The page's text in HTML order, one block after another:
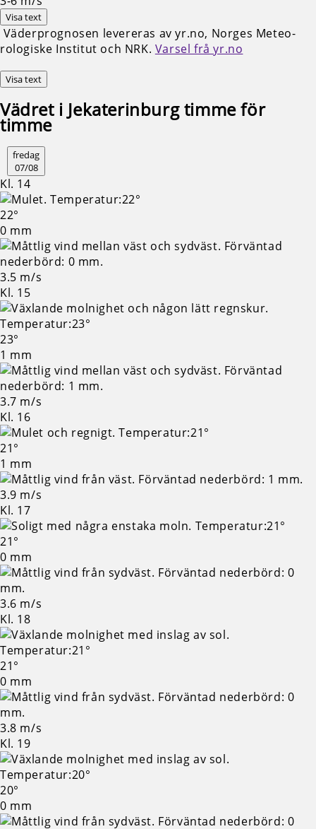
Visa text
Väderprognosen levereras av yr.no, Norges Meteo­
rologiske Institut och NRK. Varsel frå yr.no
Visa text
Vädret i Jekaterinburg timme för
timme
fredag
07/08
Kl. 14
22°
0 mm
3.5 m/s
Kl. 15
23°
1 mm
3.7 m/s
Kl. 16
21°
1 mm
3.9 m/s
Kl. 17
21°
0 mm
3.6 m/s
Kl. 18
21°
0 mm
3.8 m/s
Kl. 19
20°
0 mm